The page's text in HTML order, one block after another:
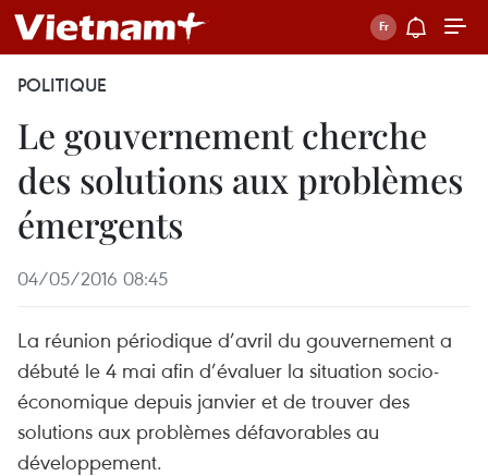
POLITIQUE
Le gouvernement cherche
des solutions aux problèmes
émergents
04/05/2016 08:45
La réunion périodique d’avril du gouvernement a
débuté le 4 mai afin d’évaluer la situation socio-
économique depuis janvier et de trouver des
solutions aux problèmes défavorables au
développement.